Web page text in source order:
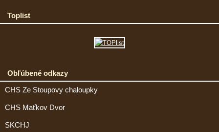
Toplist
Obľúbené odkazy
CHS Ze Stoupovy chaloupky
CHS Maťkov Dvor
SKCHJ